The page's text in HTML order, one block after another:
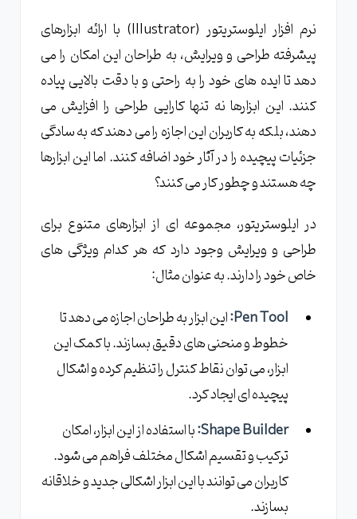
نرم افزار ایلوستریتور (Illustrator) با ارائه ابزارهای
پیشرفته طراحی و ویرایش، به طراحان این امکان را می
دهد تا ایده های خود را به راحتی و با دقت بالایی پیاده
کنند. این ابزارها نه تنها کارایی طراحی را افزایش می
دهند، بلکه به کاربران این اجازه را می دهند که به سادگی
جزئیات پیچیده را در آثار خود اضافه کنند. اما این ابزارها
چه هستند و چطور کار می کنند؟
در ایلوستریتور، مجموعه ای از ابزارهای متنوع برای
طراحی و ویرایش وجود دارد که هر کدام ویژگی های
خاص خود را دارند. به عنوان مثال:
Pen Tool: این ابزار به طراحان اجازه می دهد تا
خطوط و منحنی های دقیق بسازند. با کمک این
ابزار، می توان نقاط کنترل را تنظیم کرده و اشکال
پیچیده ای ایجاد کرد.
Shape Builder: با استفاده از این ابزار، امکان
ترکیب و تقسیم اشکال مختلف فراهم می شود.
کاربران می توانند با این ابزار اشکالی جدید و خلاقانه
بسازند.